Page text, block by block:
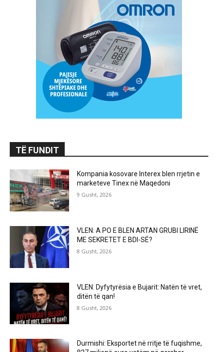
TË FUNDIT
Kompania kosovare Interex blen rrjetin e
marketeve Tinex në Maqedoni
9 Gusht, 2026
VLEN: A PO E BLEN ARTAN GRUBI LIRINË
ME SEKRETET E BDI-SË?
8 Gusht, 2026
VLEN: Dyfytyrësia e Bujarit: Natën të vret,
ditën të qan!
8 Gusht, 2026
Durmishi: Eksportet në rritje të fuqishme,